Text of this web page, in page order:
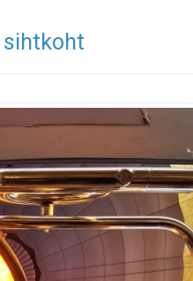
sihtkoht